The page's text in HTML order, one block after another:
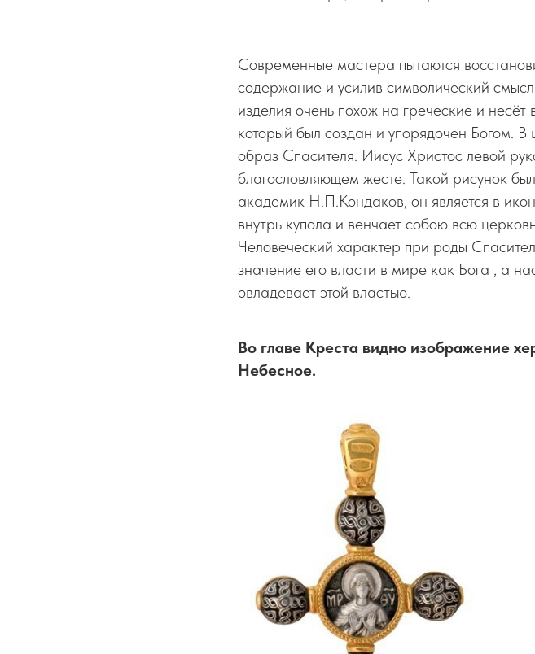
Современные мастера пытаются
содержание и усилив символический
изделия очень похож на греческие и
который был создан и упорядочен Богом.
образ Спасителя. Иисус Христос левой
благословляющем жесте. Такой рисунок
академик Н.П.Кондаков, он является в
внутрь купола и венчает собою всю
Человеческий характер при роды
значение его власти в мире как Бога , а
овладевает этой властью.
Во главе Креста видно изображение
Небесное.